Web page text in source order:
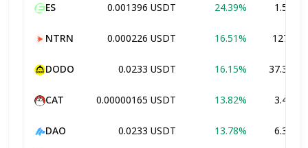
ES 0.001396 USDT 24.39% 1.59M
NTRN 0.000226 USDT 16.51% 127.92
DODO 0.0233 USDT 16.15% 37.33M
CAT 0.00000165 USDT 13.82% 3.42M
DAO 0.0233 USDT 13.78% 6.34M